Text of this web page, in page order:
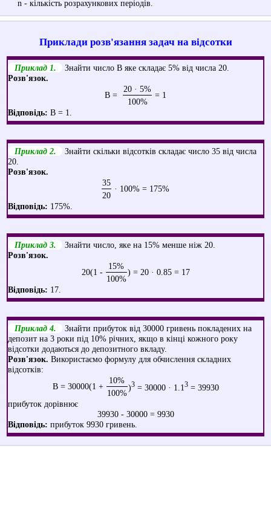
n - кількість розрахункових періодів.
Приклади розв'язання задач на відсотки
Приклад 1.
Знайти число B яке складає 5% від числа 20.
Розв'язок.
B =
20 · 5%
= 1
100%
Відповідь: B = 1.
Приклад 2.
Знайти скільки відсотків складає число 35 від числа
20.
Розв'язок.
35
· 100% = 175%
20
Відповідь: 175%.
Приклад 3.
Знайти число, яке на 15% менше ніж 20.
Розв'язок.
20(1 -
15%
) = 20 · 0.85 = 17
100%
Відповідь: 17.
Приклад 4.
Знайти прибуток від 30000 гривень покладених на
депозит на 3 роки під 10% річних, якщо в кінці кожного року
відсотки додаються до депозитного вкладу.
Розв'язок. Використаємо формулу для обчислення складних
відсотків:
B = 30000(1 +
10%
)3= 30000 · 1.13= 39930
100%
прибуток дорівнює
39930 - 30000 = 9930
Відповідь: прибуток 9930 гривень.